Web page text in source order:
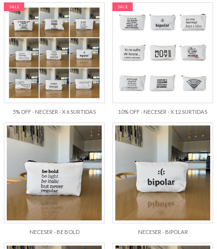
SALE
5% OFF - NECESER - X 6 SURTIDAS
SALE
10% OFF - NECESER - X 12 SURTIDAS
NECESER - BE BOLD NECESER - BIPOLAR